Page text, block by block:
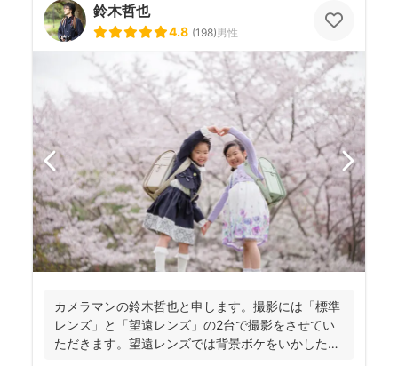
鈴木哲也
4.8 (198)男性
カメラマンの鈴木哲也と申します。撮影には「標準
レンズ」と「望遠レンズ」の2台で撮影をさせてい
ただきます。望遠レンズでは背景ボケをいかしたお